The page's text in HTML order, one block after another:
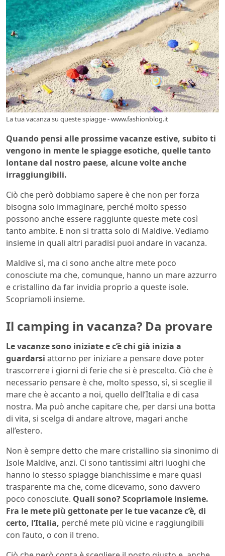
La tua vacanza su queste spiagge - www.fashionblog.it
Quando pensi alle prossime vacanze estive, subito ti
vengono in mente le spiagge esotiche, quelle tanto
lontane dal nostro paese, alcune volte anche
irraggiungibili.
Ciò che però dobbiamo sapere è che non per forza
bisogna solo immaginare, perché molto spesso
possono anche essere raggiunte queste mete così
tanto ambite. E non si tratta solo di Maldive. Vediamo
insieme in quali altri paradisi puoi andare in vacanza.
Maldive sì, ma ci sono anche altre mete poco
conosciute ma che, comunque, hanno un mare azzurro
e cristallino da far invidia proprio a queste isole.
Scopriamoli insieme.
Il camping in vacanza? Da provare
Le vacanze sono iniziate e c’è chi già inizia a
guardarsi attorno per iniziare a pensare dove poter
trascorrere i giorni di ferie che si è prescelto. Ciò che è
necessario pensare è che, molto spesso, sì, si sceglie il
mare che è accanto a noi, quello dell’Italia e di casa
nostra. Ma può anche capitare che, per darsi una botta
di vita, si scelga di andare altrove, magari anche
all’estero.
Non è sempre detto che mare cristallino sia sinonimo di
Isole Maldive, anzi. Ci sono tantissimi altri luoghi che
hanno lo stesso spiagge bianchissime e mare quasi
trasparente ma che, come dicevamo, sono davvero
poco conosciute. Quali sono? Scopriamole insieme.
Fra le mete più gettonate per le tue vacanze c’è, di
certo, l’Italia, perché mete più vicine e raggiungibili
con l’auto, o con il treno.